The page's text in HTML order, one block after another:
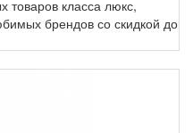
товаров класса люкс,
брендов со скидкой до